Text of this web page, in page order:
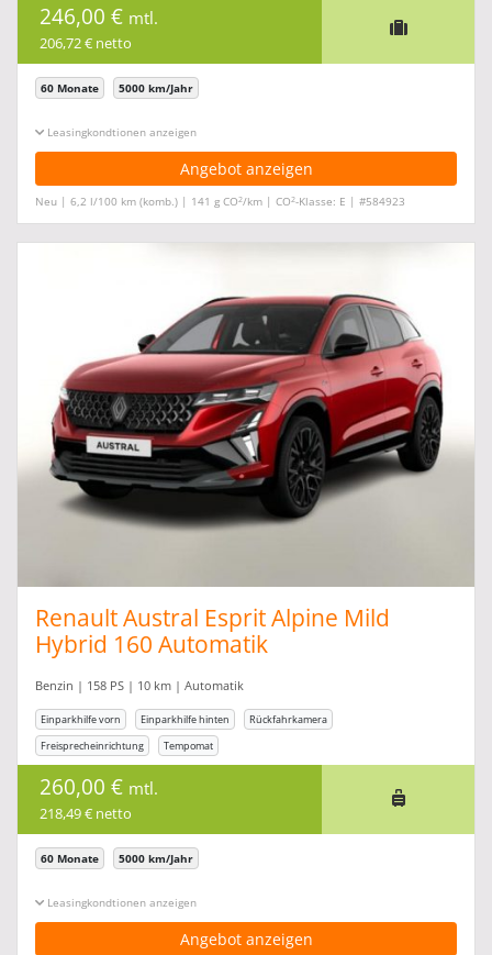
246,00 € mtl.
206,72 € netto
60 Monate 5000 km/Jahr
Leasingkonditionen ein-/ausblenden
Angebot anzeigen
Neu | 6,2 l/100 km (komb.) | 141 g CO2/km | CO2-Klasse: E | #584923
Renault Austral Esprit Alpine Mild
Hybrid 160 Automatik
Benzin | 158 PS | 10 km | Automatik
Einparkhilfe vorn Einparkhilfe hinten
Rückfahrkamera
Freisprecheinrichtung
Tempomat
260,00 € mtl.
218,49 € netto
60 Monate 5000 km/Jahr
Leasingkonditionen ein-/ausblenden
Angebot anzeigen